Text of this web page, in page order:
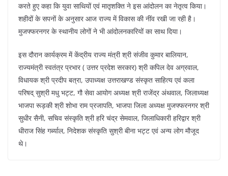
करते हुए कहा कि युवा साथियों एवं मातृशक्ति ने इस आंदोलन का नेतृत्व किया।
शहीदों के सपनों के अनुसार आज राज्य में विकास की नींव रखी जा रही है।
मुजफ्फरनगर के स्थानीय लोगों ने भी आंदोलनकारियों का साथ दिया।
इस दौरान कार्यक्रम में केंद्रीय राज्य मंत्री श्री संजीव कुमार बालियान,
राज्यमंत्री स्वतंत्र प्रभार ( उत्तर प्रदेश सरकार) श्री कपिल देव अग्रवाल,
विधायक श्री प्रदीप बत्रा, उपाध्यक्ष उत्तराखण्ड संस्कृत साहित्य एवं कला
परिषद् सुश्री मधु भट्ट, गौ सेवा आयोग अध्यक्ष श्री राजेंद्र अंथवाल, जिलाध्यक्ष
भाजपा रूड़की श्री शोभा राम प्रजापति, भाजपा जिला अध्यक्ष मुजफ्फरनगर श्री
सुधीर सैनी, सचिव संस्कृति श्री हरि चंद्र सेमवाल, जिलाधिकारी हरिद्वार श्री
धीराज सिंह गर्ब्याल, निदेशक संस्कृति सुश्री बीना भट्ट एवं अन्य लोग मौजूद
थे।